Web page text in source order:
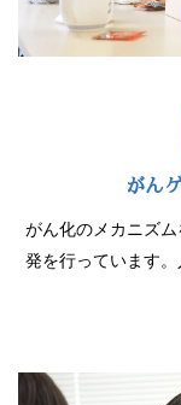
がん
がん化のメカニズ
発を行っています